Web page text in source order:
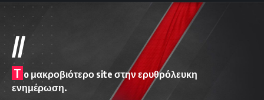
//
T o μακροβιότερο site στην ερυθρόλευκη
ενημέρωση.